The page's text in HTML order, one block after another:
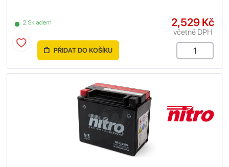
2 Skladem 2,529 Kč
včetně DPH
PŘIDAT DO KOŠÍKU